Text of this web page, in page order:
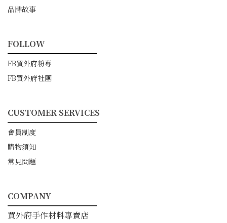
品牌故事
FOLLOW
━━━━━━━━━━━
FB買外府粉專
FB買外府社團
CUSTOMER SERVICES
━━━━━━━━━━━
會員制度
購物須知
常見問題
COMPANY
━━━━━━━━━━━
買外府手作材料專賣店